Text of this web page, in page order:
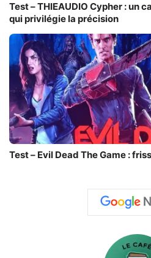
Test – THIEAUDIO Cypher : un
qui privilégie la précision
Test – Evil Dead The Game :